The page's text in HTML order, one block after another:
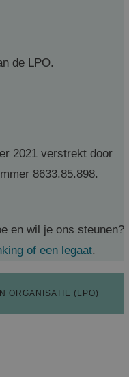
de LPO.
2021 verstrekt door
8633.85.898.
en wil je ons steunen?
of een legaat.
ORGANISATIE (LPO)